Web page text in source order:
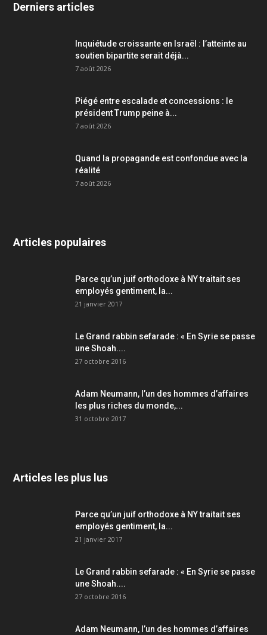
Derniers articles
Inquiétude croissante en Israël : l’atteinte au
soutien bipartite serait déjà...
7 août 2026
Piégé entre escalade et concessions : le
président Trump peine à...
7 août 2026
Quand la propagande est confondue avec la
réalité
7 août 2026
Articles populaires
Parce qu’un juif orthodoxe à NY traitait ses
employés gentiment, la...
21 janvier 2017
Le Grand rabbin sefarade : « En Syrie se passe
une Shoah....
27 octobre 2016
Adam Neumann, l’un des hommes d’affaires
les plus riches du monde,...
31 octobre 2017
Articles les plus lus
Parce qu’un juif orthodoxe à NY traitait ses
employés gentiment, la...
21 janvier 2017
Le Grand rabbin sefarade : « En Syrie se passe
une Shoah....
27 octobre 2016
Adam Neumann, l’un des hommes d’affaires